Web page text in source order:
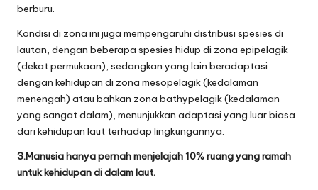
berburu.
Kondisi di zona ini juga mempengaruhi distribusi spesies di
lautan, dengan beberapa spesies hidup di zona epipelagik
(dekat permukaan), sedangkan yang lain beradaptasi
dengan kehidupan di zona mesopelagik (kedalaman
menengah) atau bahkan zona bathypelagik (kedalaman
yang sangat dalam), menunjukkan adaptasi yang luar biasa
dari kehidupan laut terhadap lingkungannya.
3.Manusia hanya pernah menjelajah 10% ruang yang ramah
untuk kehidupan di dalam laut.